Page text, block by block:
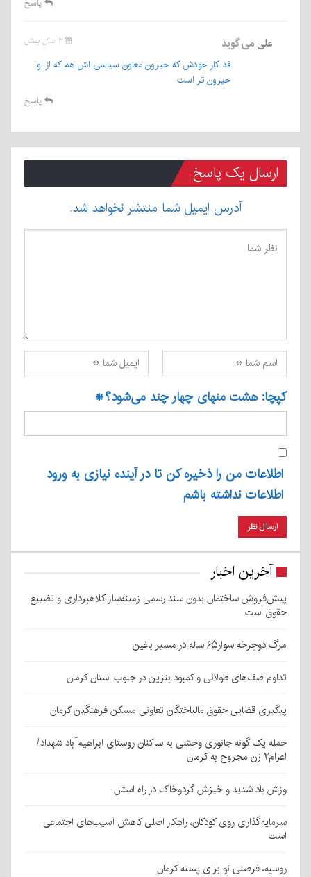
پاسخ
علیمی گوید ۲ سال پیش
فداکار خودش که حیرون معاون سیاسی اش هم که از او
حیرون تر است
پاسخ
ارسال یک پاسخ
آدرس ایمیل شما منتشر نخواهد شد.
کپچا: هشت منهای چهار چند می‌شود؟*
اطلاعات من را ذخیره کن تا در آینده نیازی به ورود
اطلاعات نداشته باشم
آخرین اخبار
پیش‌فروش ساختمان بدون سند رسمی زمینه‌ساز کلاهبرداری و تضییع
حقوق است
مرگ دوچرخه سوار۶۵ ساله در مسیر باغین
تداوم صف‌های طولانی و کمبود بنزین در جنوب استان کرمان
پیگیری قضایی حقوق مالباختگان تعاونی مسکن فرهنگیان کرمان
حمله یک گونه جانوری وحشی به ساکنان روستای ابراهیم‌آباد شهداد/
اعزام۲ زن مجروح به کرمان
وزش باد شدید و خیزش گردوخاک در راه استان
سرمایه‌گذاری روی کودکان، راهکار اصلی کاهش آسیب‌های اجتماعی
است
روسیه، فرصتی نو برای پسته کرمان